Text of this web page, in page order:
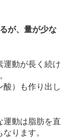
が、量が少な
運動が長く続け
酸）も作り出し
運動は脂肪を直
ります。